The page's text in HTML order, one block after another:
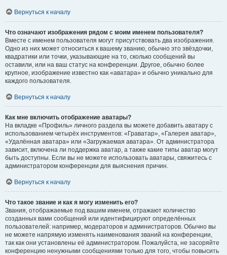
Вернуться к началу
Что означают изображения рядом с моим именем пользователя?
Вместе с именем пользователя могут присутствовать два изображения.
Одно из них может относиться к вашему званию, обычно это звёздочки,
квадратики или точки, указывающие на то, сколько сообщений вы
оставили, или на ваш статус на конференции. Другое, обычно более
крупное, изображение известно как «аватара» и обычно уникально для
каждого пользователя.
Вернуться к началу
Как мне включить отображение аватары?
На вкладке «Профиль» личного раздела вы можете добавить аватару с
использованием четырёх инструментов: «Граватар», «Галерея аватар»,
«Удалённая аватара» или «Загружаемая аватара». От администратора
зависит, включена ли поддержка аватар, а также какие типы аватар могут
быть доступны. Если вы не можете использовать аватары, свяжитесь с
администратором конференции для выяснения причин.
Вернуться к началу
Что такое звание и как я могу изменить его?
Звания, отображаемые под вашим именем, отражают количество
созданных вами сообщений или идентифицируют определённых
пользователей: например, модераторов и администраторов. Обычно вы
не можете напрямую изменять наименования званий на конференции,
так как они установлены её администратором. Пожалуйста, не засоряйте
конференцию ненужными сообщениями только для того, чтобы повысить